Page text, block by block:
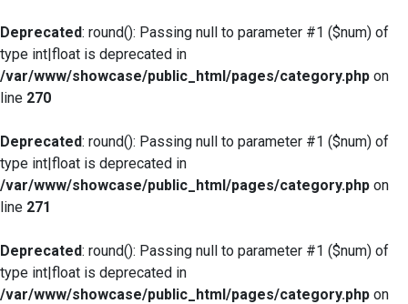
Deprecated: round(): Passing null to parameter #1 ($num) of
type int|float is deprecated in
/var/www/showcase/public_html/pages/category.php on
line 270
Deprecated: round(): Passing null to parameter #1 ($num) of
type int|float is deprecated in
/var/www/showcase/public_html/pages/category.php on
line 271
Deprecated: round(): Passing null to parameter #1 ($num) of
type int|float is deprecated in
/var/www/showcase/public_html/pages/category.php on